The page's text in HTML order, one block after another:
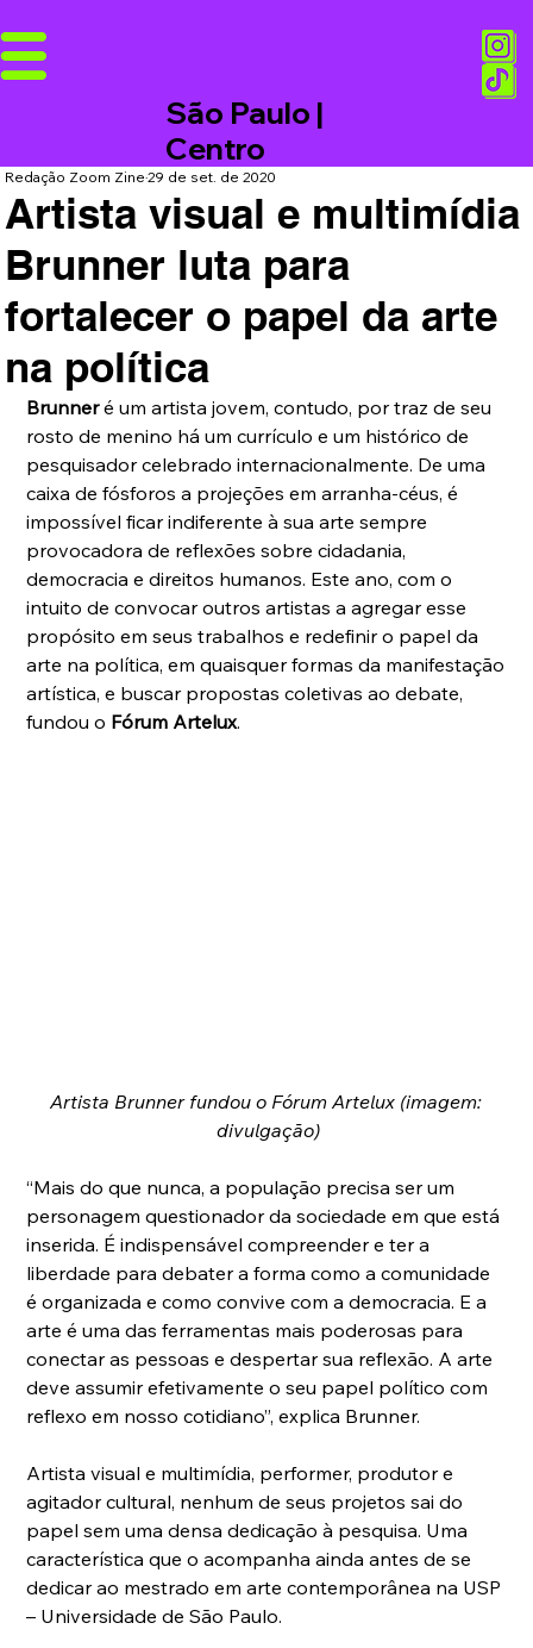
São Paulo |
Centro
Artista visual e multimídia
Brunner luta para
fortalecer o papel da arte
na política
Redação Zoom Zine29 de set. de 2020
Brunner é um artista jovem, contudo, por traz de seu
rosto de menino há um currículo e um histórico de
pesquisador celebrado internacionalmente. De uma
caixa de fósforos a projeções em arranha-céus, é
impossível ficar indiferente à sua arte sempre
provocadora de reflexões sobre cidadania,
democracia e direitos humanos. Este ano, com o
intuito de convocar outros artistas a agregar esse
propósito em seus trabalhos e redefinir o papel da
arte na política, em quaisquer formas da manifestação
artística, e buscar propostas coletivas ao debate,
fundou o Fórum Artelux.
Artista Brunner fundou o Fórum Artelux (imagem:
divulgação)
“Mais do que nunca, a população precisa ser um
personagem questionador da sociedade em que está
inserida. É indispensável compreender e ter a
liberdade para debater a forma como a comunidade
é organizada e como convive com a democracia. E a
arte é uma das ferramentas mais poderosas para
conectar as pessoas e despertar sua reflexão. A arte
deve assumir efetivamente o seu papel político com
reflexo em nosso cotidiano”, explica Brunner.
Artista visual e multimídia, performer, produtor e
agitador cultural, nenhum de seus projetos sai do
papel sem uma densa dedicação à pesquisa. Uma
característica que o acompanha ainda antes de se
dedicar ao mestrado em arte contemporânea na USP
– Universidade de São Paulo.